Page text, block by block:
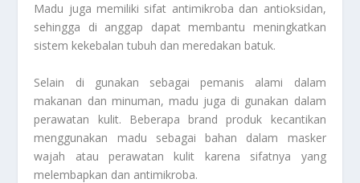
Madu juga memiliki sifat antimikroba dan antioksidan,
sehingga di anggap dapat membantu meningkatkan
sistem kekebalan tubuh dan meredakan batuk.
Selain di gunakan sebagai pemanis alami dalam
makanan dan minuman, madu juga di gunakan dalam
perawatan kulit. Beberapa brand produk kecantikan
menggunakan madu sebagai bahan dalam masker
wajah atau perawatan kulit karena sifatnya yang
melembapkan dan antimikroba.